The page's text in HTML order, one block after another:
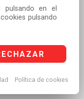
pulsando en el
pulsando
Política de cookies